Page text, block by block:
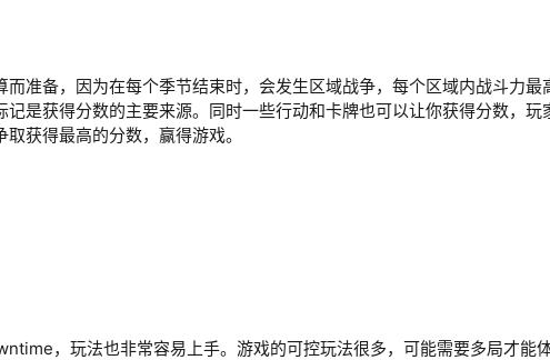
而准备，因为在每个季节结束时，会发生区域战争，每个区域内战斗力
记是获得分数的主要来源。同时一些行动和卡牌也可以让你获得分数，
获得最高的分数，赢得游戏。
，玩法也非常容易上手。游戏的可控玩法很多，可能需要多局才能